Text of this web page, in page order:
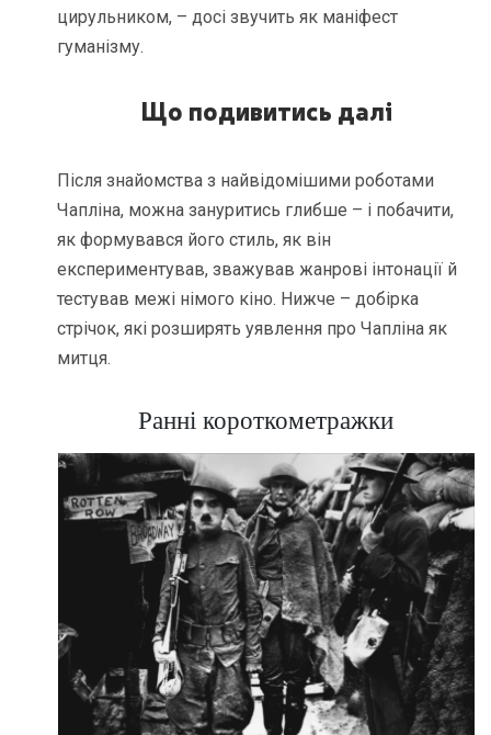
цирульником, – досі звучить як маніфест
гуманізму.
Що подивитись далі
Після знайомства з найвідомішими роботами
Чапліна, можна зануритись глибше – і побачити,
як формувався його стиль, як він
експериментував, зважував жанрові інтонації й
тестував межі німого кіно. Нижче – добірка
стрічок, які розширять уявлення про Чапліна як
митця.
Ранні короткометражки